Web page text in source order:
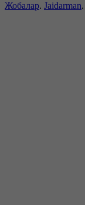
Жобалар. Jaidarman.